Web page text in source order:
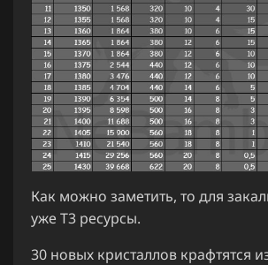
Как можно заметить, то для
уже Т3 ресурсы.
30 новых кристаллов крафтятся